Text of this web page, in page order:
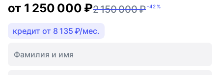
от 1 250 000 ₽2 150 000 ₽–42 %
кредит от 8 135 ₽/мес.